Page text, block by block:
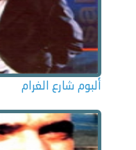
ألبوم شارع الغرام